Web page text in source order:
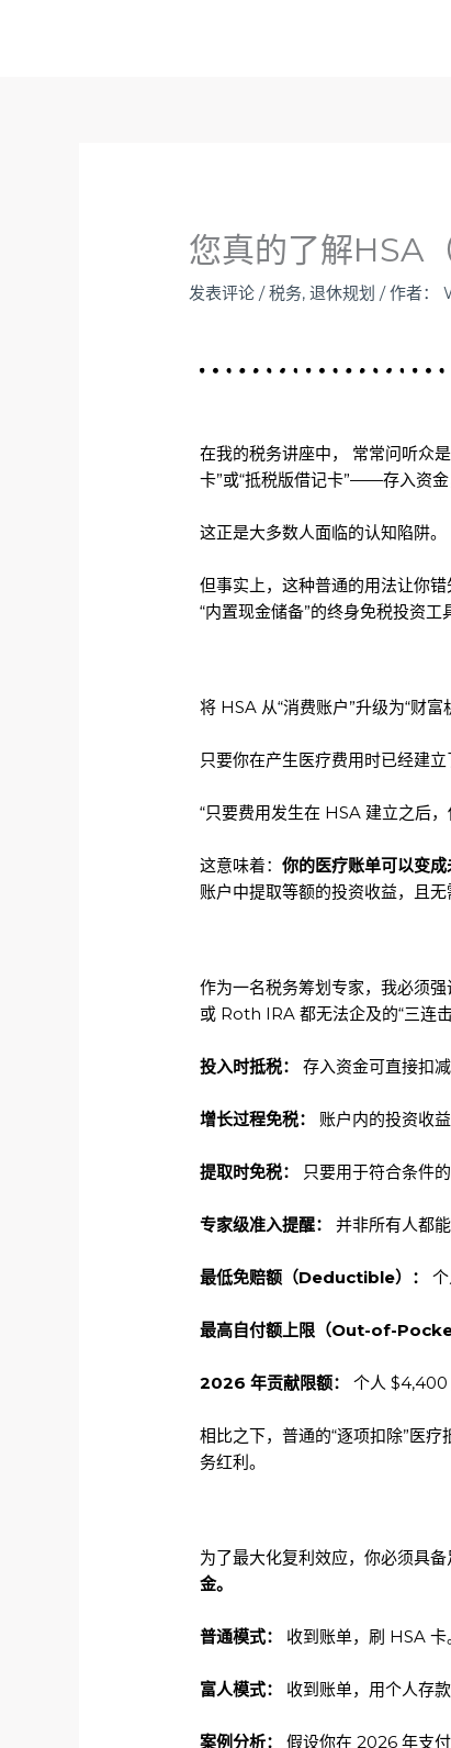
您真的了解HSA
发表评论 /税务,退休规划 / 作者：
在我的税务讲座中， 常常问听众
卡”或“抵税版借记卡”——存入资金
这正是大多数人面临的认知陷阱。
但事实上，这种普通的用法让你
“内置现金储备”的终身免税投资
将 HSA 从“消费账户”升级为“财
只要你在产生医疗费用时已经建
“只要费用发生在 HSA 建立之后
这意味着：你的医疗账单可以变成
账户中提取等额的投资收益，且无
作为一名税务筹划专家，我必须
或 Roth IRA 都无法企及的“三连击
投入时抵税： 存入资金可直接扣
增长过程免税： 账户内的投资收
提取时免税： 只要用于符合条件
专家级准入提醒： 并非所有人都
最低免赔额（Deductible）：
最高自付额上限（Out-of-
2026 年贡献限额： 个人
相比之下，普通的“逐项扣除”医
务红利。
为了最大化复利效应，你必须具
金。
普通模式： 收到账单，刷 HSA 卡
富人模式： 收到账单，用个人存
案例分析： 假设你在 2026 年支